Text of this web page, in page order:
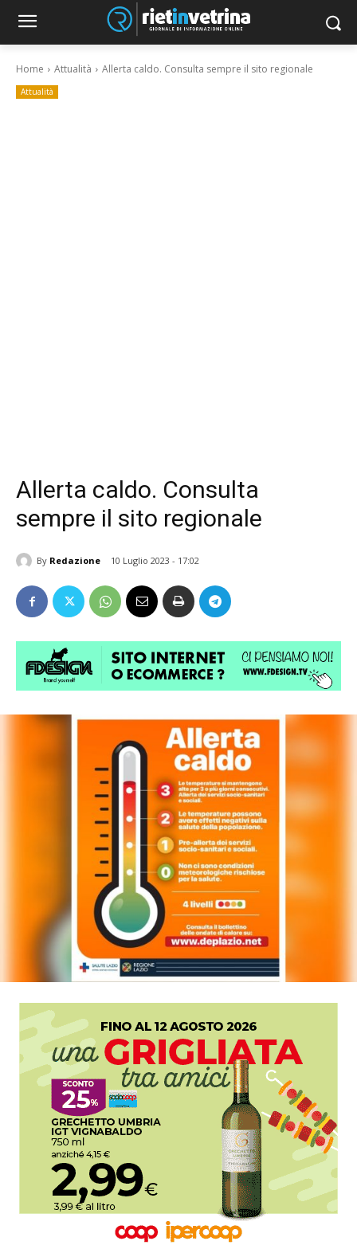
Home Attualità Allerta caldo. Consulta sempre il sito regionale
Attualità
Allerta caldo. Consulta
sempre il sito regionale
By Redazione 10 Luglio 2023 - 17:02